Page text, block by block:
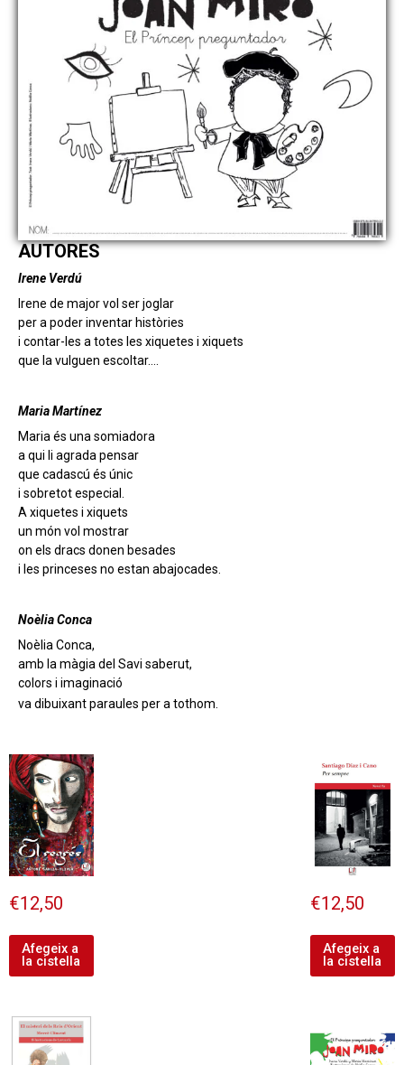
AUTORES
Irene Verdú
Irene de major vol ser joglar
per a poder inventar històries
i contar-les a totes les xiquetes i xiquets
que la vulguen escoltar….
Maria Martínez
Maria és una somiadora
a qui li agrada pensar
que cadascú és únic
i sobretot especial.
A xiquetes i xiquets
un món vol mostrar
on els dracs donen besades
i les princeses no estan abajocades.
Noèlia Conca
Noèlia Conca,
amb la màgia del Savi saberut,
colors i imaginació
va dibuixant paraules per a tothom.
€12,50
Afegeix a
la cistella
€12,50
Afegeix a
la cistella